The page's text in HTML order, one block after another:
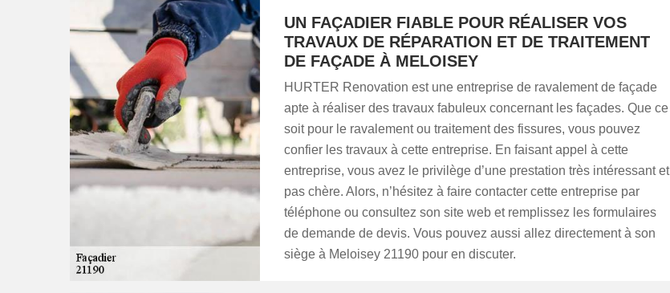
UN FAÇADIER FIABLE POUR RÉALISER VOS
TRAVAUX DE RÉPARATION ET DE TRAITEMENT
DE FAÇADE À MELOISEY
HURTER Renovation est une entreprise de ravalement de façade
apte à réaliser des travaux fabuleux concernant les façades. Que ce
soit pour le ravalement ou traitement des fissures, vous pouvez
confier les travaux à cette entreprise. En faisant appel à cette
entreprise, vous avez le privilège d’une prestation très intéressant et
pas chère. Alors, n’hésitez à faire contacter cette entreprise par
téléphone ou consultez son site web et remplissez les formulaires
de demande de devis. Vous pouvez aussi allez directement à son
siège à Meloisey 21190 pour en discuter.